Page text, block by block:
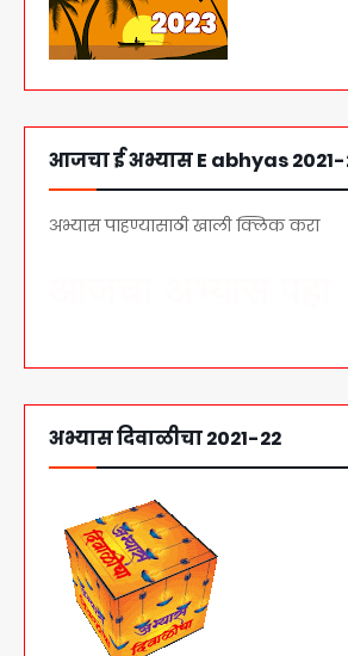
आजचा ई अभ्यास E abhyas 2021-
अभ्यास पाहण्यासाठी खाली क्लिक करा
अभ्यास दिवाळीचा 2021-22